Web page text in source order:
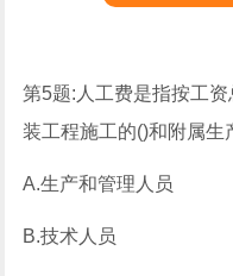
第5题:人工费是指按工
装工程施工的()和附属生
A.生产和管理人员
B.技术人员